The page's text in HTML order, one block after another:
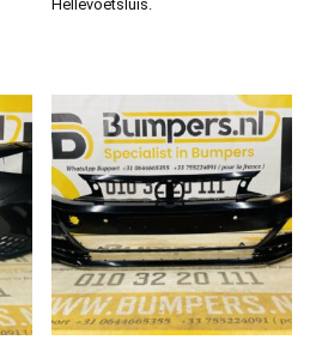
Hellevoetsluis.